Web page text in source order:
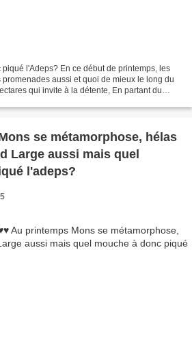
piqué l'Adeps? En ce début de printemps, les
aussi et quoi de mieux le long du
qui invite à la détente, En partant du
se métamorphose, hélas
l'adeps?